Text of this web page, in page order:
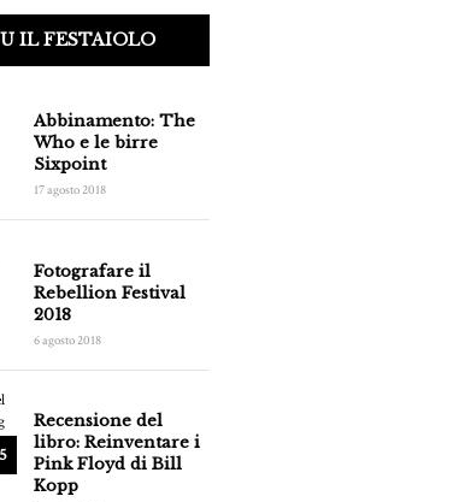
IL FESTAIOLO
Abbinamento: The
Who e le birre
Sixpoint
17 agosto 2018
Fotografare il
Rebellion Festival
2018
6 agosto 2018
Recensione del
libro: Reinventare i
Pink Floyd di Bill
Kopp